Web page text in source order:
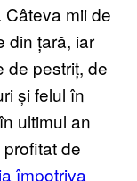
mii de
din țară, iar
de pestriț, de
și felul în
ultimul an
de
împotriva